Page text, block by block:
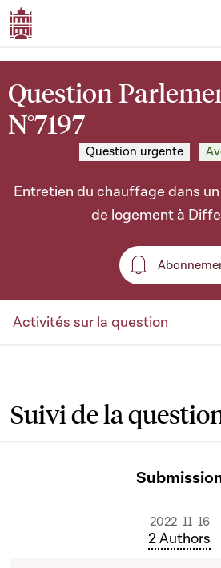
Question
N°7197
Question urgente
Entretien du chauffage dans
de logement à
Activités sur la question
Suivi de la
2022-11-16
2 Authors